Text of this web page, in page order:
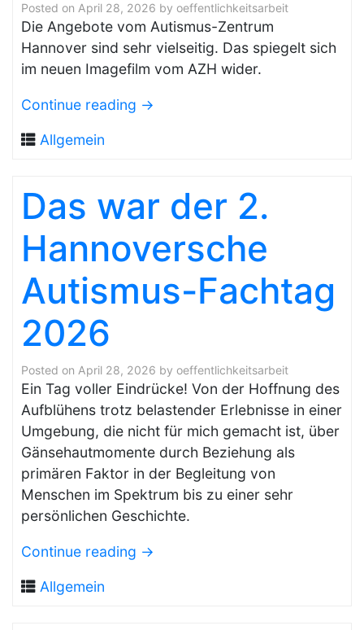
Posted on April 28, 2026 by oeffentlichkeitsarbeit
Die Angebote vom Autismus-Zentrum
Hannover sind sehr vielseitig. Das spiegelt sich
im neuen Imagefilm vom AZH wider.
Continue reading →
Allgemein
Das war der 2.
Hannoversche
Autismus-Fachtag
2026
Posted on April 28, 2026 by oeffentlichkeitsarbeit
Ein Tag voller Eindrücke! Von der Hoffnung des
Aufblühens trotz belastender Erlebnisse in einer
Umgebung, die nicht für mich gemacht ist, über
Gänsehautmomente durch Beziehung als
primären Faktor in der Begleitung von
Menschen im Spektrum bis zu einer sehr
persönlichen Geschichte.
Continue reading →
Allgemein